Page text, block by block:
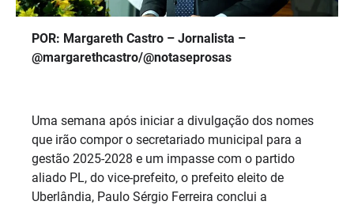
POR: Margareth Castro – Jornalista –
@margarethcastro/@notaseprosas
Uma semana após iniciar a divulgação dos nomes
que irão compor o secretariado municipal para a
gestão 2025-2028 e um impasse com o partido
aliado PL, do vice-prefeito, o prefeito eleito de
Uberlândia, Paulo Sérgio Ferreira conclui a